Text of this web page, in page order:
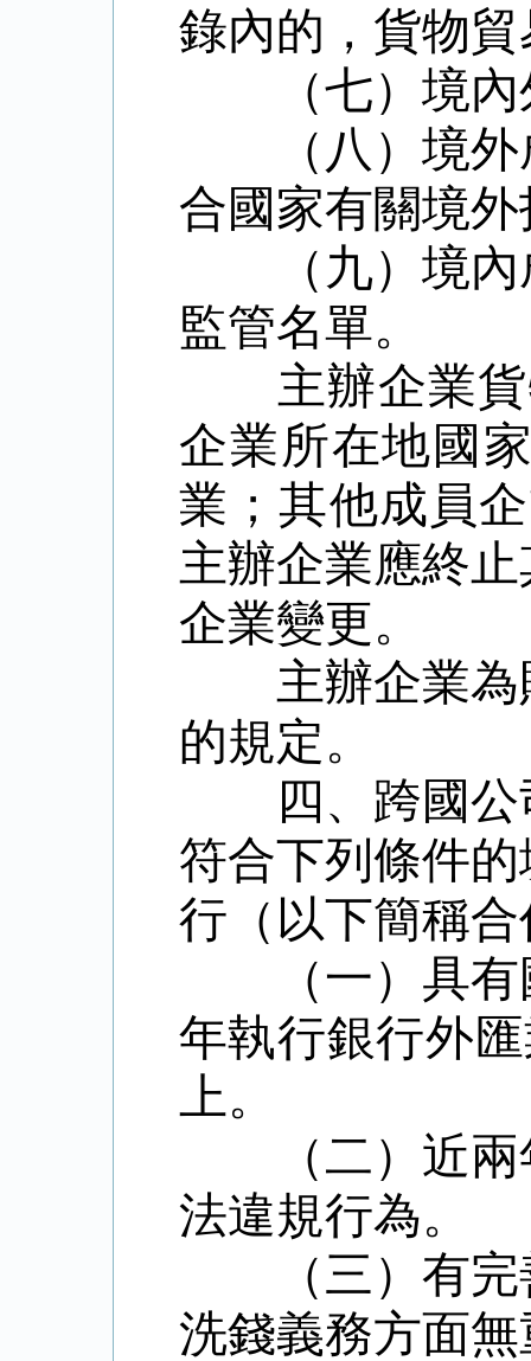
錄內的，貨物
（七）境
（八）境
合國家有關境
（九）境
監管名單。
主辦企業
企業所在地國
業；其他成員
主辦企業應終
企業變更。
主辦企業
的規定。
四、跨國
符合下列條件
行（以下簡稱
（一）具
年執行銀行外
上。
（二）近
法違規行為。
（三）有
洗錢義務方面